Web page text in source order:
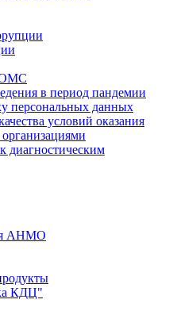
ОМС
в период пандемии
персональных данных
условий оказания
диагностическим
АНМО
КДЦ"